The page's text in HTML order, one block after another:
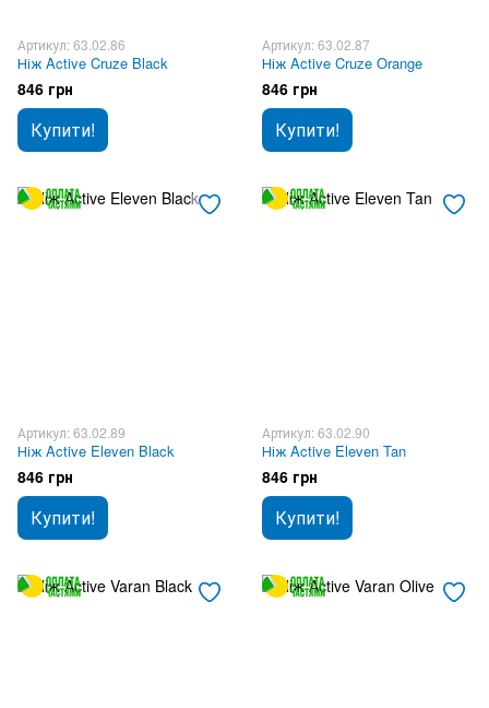
Артикул: 63.02.86
Ніж Active Cruze Black
846 грн
Купити!
Артикул: 63.02.87
Ніж Active Cruze Orange
846 грн
Купити!
Артикул: 63.02.89
Ніж Active Eleven Black
846 грн
Купити!
Артикул: 63.02.90
Ніж Active Eleven Tan
846 грн
Купити!